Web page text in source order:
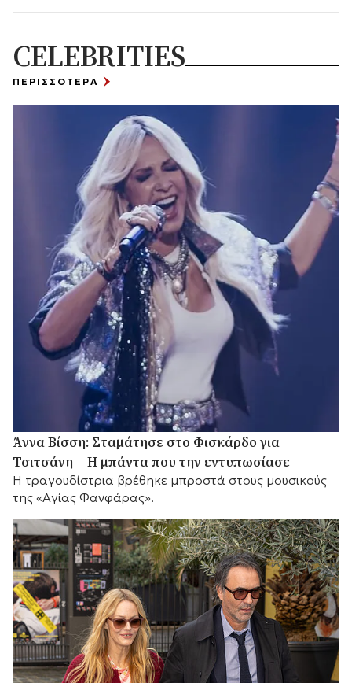
CELEBRITIES
ΠΕΡΙΣΣΟΤΕΡΑ
Άννα Βίσση: Σταμάτησε στο Φισκάρδο για
Τσιτσάνη – Η μπάντα που την εντυπωσίασε
Η τραγουδίστρια βρέθηκε μπροστά στους μουσικούς
της «Αγίας Φανφάρας».